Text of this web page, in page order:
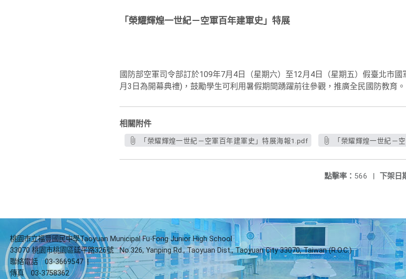
「榮耀輝煌一世紀－空軍百年建軍史」特展
國防部空軍司令部訂於109年7月4日（星期六）至12月4日（星期五）假臺北市
月3日為開幕典禮)，鼓勵學生可利用暑假期間踴躍前往參觀，推廣全民國防教育。
相關附件
「榮耀輝煌一世紀－空軍百年建軍史」特展海報1.pdf 「榮耀輝煌一世紀－
下架日
點擊率： 566 |
桃園市立福豐國民中學Taoyuan Municipal Fu-Fong Junior High School
33070 桃園市桃園區延平路326號
No.326, Yanping Rd., Taoyuan Dist., Taoyuan City 33070, Taiwan (R.O.C.)
聯絡電話
03-3669547 |
傳真
03-3758362